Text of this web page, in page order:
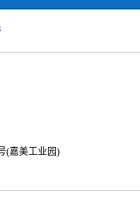
(嘉美工业园)